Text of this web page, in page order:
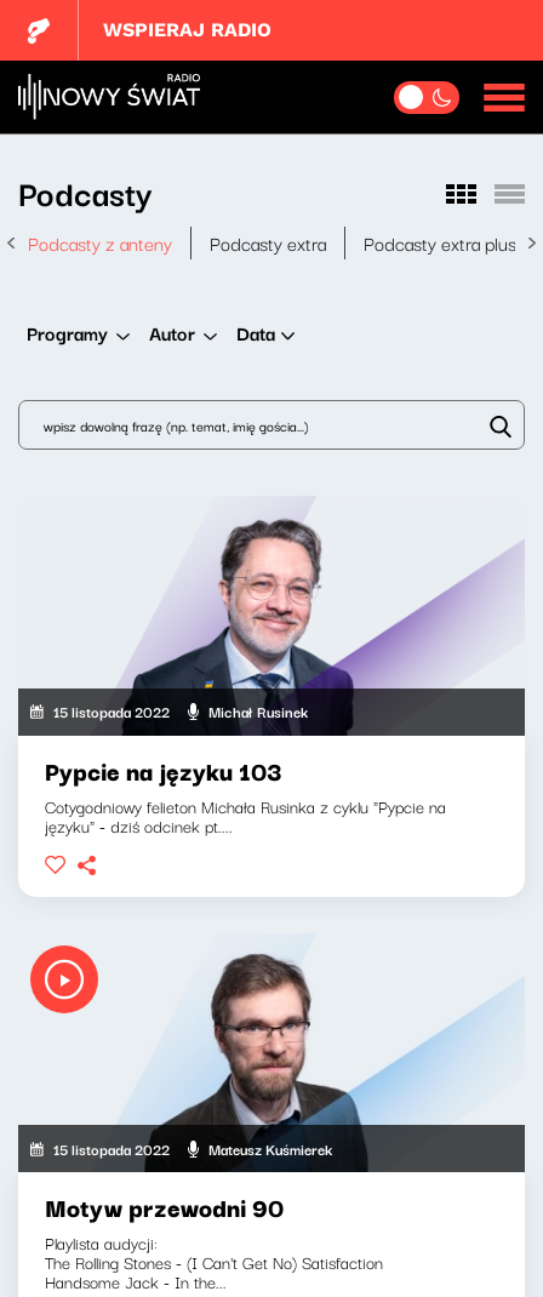
WSPIERAJ RADIO
Podcasty
Podcasty z anteny Podcasty extra Podcasty extra plus
Programy Autor Data
15 listopada 2022 Michał Rusinek
Pypcie na języku 103
Cotygodniowy felieton Michała Rusinka z cyklu "Pypcie na
języku" - dziś odcinek pt....
15 listopada 2022 Mateusz Kuśmierek
Motyw przewodni 90
Playlista audycji:
The Rolling Stones - (I Can't Get No) Satisfaction
Handsome Jack - In the...